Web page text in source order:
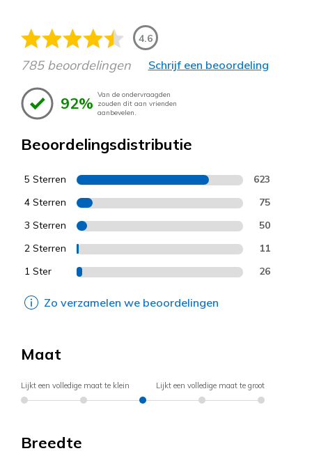
4.6
785 beoordelingen Schrijf een beoordeling
92% Van de ondervraagden
zouden dit aan vrienden
aanbevelen.
Beoordelingsdistributie
5 Sterren 623
4 Sterren 75
3 Sterren 50
2 Sterren 11
1 Ster 26
Zo verzamelen we beoordelingen
Maat
Lijkt een volledige maat te klein Lijkt een volledige maat te groot
Breedte